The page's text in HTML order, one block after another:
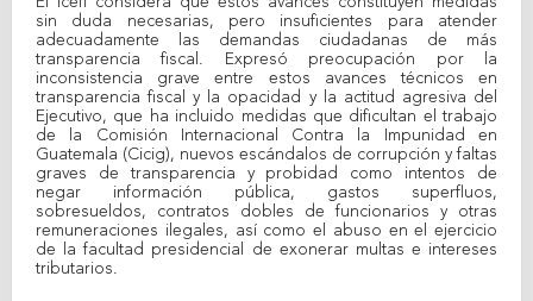
sin duda necesarias, pero insuficientes para atender
adecuadamente las demandas ciudadanas de más
transparencia fiscal. Expresó preocupación por la
inconsistencia grave entre estos avances técnicos en
transparencia fiscal y la opacidad y la actitud agresiva del
Ejecutivo, que ha incluido medidas que dificultan el trabajo
de la Comisión Internacional Contra la Impunidad en
Guatemala (Cicig), nuevos escándalos de corrupción y faltas
graves de transparencia y probidad como intentos de
negar información pública, gastos superfluos,
sobresueldos, contratos dobles de funcionarios y otras
remuneraciones ilegales, así como el abuso en el ejercicio
de la facultad presidencial de exonerar multas e intereses
tributarios.